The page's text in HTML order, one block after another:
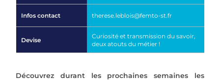
Infos contact therese.leblois@femto-st.fr
Devise
Curiosité et transmission du savoir,
deux atouts du métier !
Découvrez durant les prochaines semaines les